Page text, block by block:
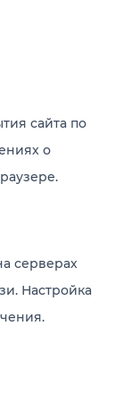
сайта по
о
серверах
Настройка